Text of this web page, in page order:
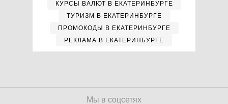
КУРСЫ ВАЛЮТ В ЕКАТЕРИНБУРГЕ
ТУРИЗМ В ЕКАТЕРИНБУРГЕ
ПРОМОКОДЫ В ЕКАТЕРИНБУРГЕ
РЕКЛАМА В ЕКАТЕРИНБУРГЕ
Мы в соцсетях